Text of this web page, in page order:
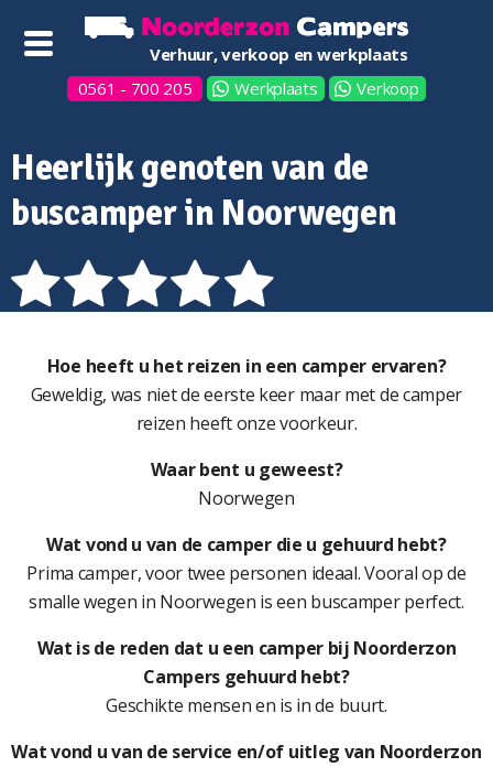
Verhuur, verkoop en werkplaats
0561 - 700 205
Werkplaats Verkoop
Heerlijk genoten van de
buscamper in Noorwegen
Hoe heeft u het reizen in een camper ervaren?
Geweldig, was niet de eerste keer maar met de camper
reizen heeft onze voorkeur.
Waar bent u geweest?
Noorwegen
Wat vond u van de camper die u gehuurd hebt?
Prima camper, voor twee personen ideaal. Vooral op de
smalle wegen in Noorwegen is een buscamper perfect.
Wat is de reden dat u een camper bij Noorderzon
Campers gehuurd hebt?
Geschikte mensen en is in de buurt.
Wat vond u van de service en/of uitleg van Noorderzon